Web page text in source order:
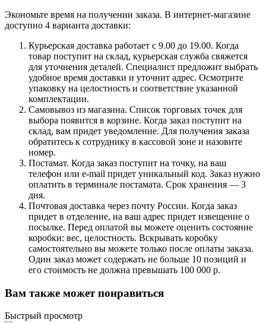
Экономьте время на получении заказа. В интернет-магазине
доступно 4 варианта доставки:
Курьерская доставка работает с 9.00 до 19.00. Когда
товар поступит на склад, курьерская служба свяжется
для уточнения деталей. Специалист предложит выбрать
удобное время доставки и уточнит адрес. Осмотрите
упаковку на целостность и соответствие указанной
комплектации.
Самовывоз из магазина. Список торговых точек для
выбора появится в корзине. Когда заказ поступит на
склад, вам придет уведомление. Для получения заказа
обратитесь к сотруднику в кассовой зоне и назовите
номер.
Постамат. Когда заказ поступит на точку, на ваш
телефон или e-mail придет уникальный код. Заказ нужно
оплатить в терминале постамата. Срок хранения — 3
дня.
Почтовая доставка через почту России. Когда заказ
придет в отделение, на ваш адрес придет извещение о
посылке. Перед оплатой вы можете оценить состояние
коробки: вес, целостность. Вскрывать коробку
самостоятельно вы можете только после оплаты заказа.
Один заказ может содержать не больше 10 позиций и
его стоимость не должна превышать 100 000 р.
Вам также может понравиться
Быстрый просмотр